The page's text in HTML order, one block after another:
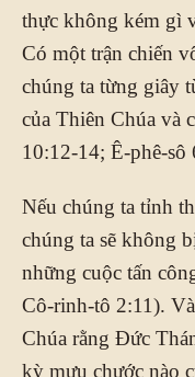
thực không kém gì
Có một trận chiến
chúng ta từng giây
của Thiên Chúa và
10:12-14; Ê-phê-
Nếu chúng ta tỉnh
chúng ta sẽ không
những cuộc tấn
Cô-rinh-tô 2:11).
Chúa rằng Đức
kỳ mưu chước nào